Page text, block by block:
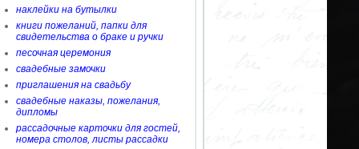
наклейки на бутылки
книги пожеланий, папки для
свидетельства о браке и ручки
песочная церемония
свадебные замочки
приглашения на свадьбу
свадебные наказы, пожелания,
дипломы
рассадочные карточки для гостей,
номера столов, листы рассадки